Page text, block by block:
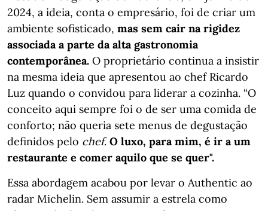
2024, a ideia, conta o empresário, foi de criar um
ambiente sofisticado, mas sem cair na rigidez
associada a parte da alta gastronomia
contemporânea. O proprietário continua a insistir
na mesma ideia que apresentou ao chef Ricardo
Luz quando o convidou para liderar a cozinha. “O
conceito aqui sempre foi o de ser uma comida de
conforto; não queria sete menus de degustação
definidos pelo chef.O luxo, para mim, é ir a um
restaurante e comer aquilo que se quer".
Essa abordagem acabou por levar o Authentic ao
radar Michelin. Sem assumir a estrela como